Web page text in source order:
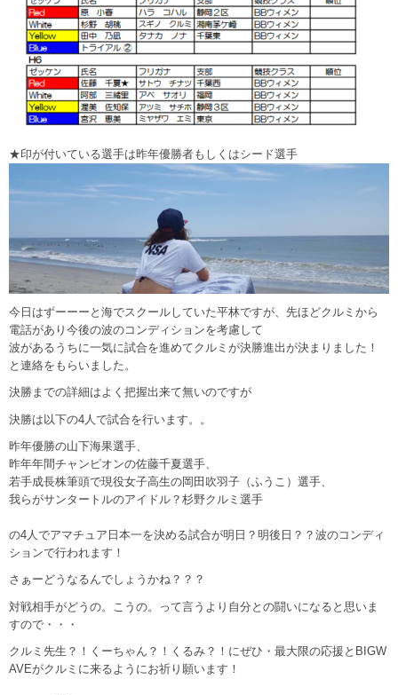
★印が付いている選手は昨年優勝者もしくはシード選手
今日はずーーーと海でスクールしていた平林ですが、先ほどクルミから
電話があり今後の波のコンディションを考慮して
波があるうちに一気に試合を進めてクルミが決勝進出が決まりました！
と連絡をもらいました。
決勝までの詳細はよく把握出来て無いのですが
決勝は以下の4人で試合を行います。。
昨年優勝の山下海果選手、
昨年年間チャンピオンの佐藤千夏選手、
若手成長株筆頭で現役女子高生の岡田吹羽子（ふうこ）選手、
我らがサンタートルのアイドル？杉野クルミ選手
の4人でアマチュア日本一を決める試合が明日？明後日？？波のコンディ
ションで行われます！
さぁーどうなるんでしょうかね？？？
対戦相手がどうの。こうの。って言うより自分との闘いになると思いま
すので・・・
クルミ先生？！くーちゃん？！くるみ？！にぜひ・最大限の応援とBIGW
AVEがクルミに来るようにお祈り願います！